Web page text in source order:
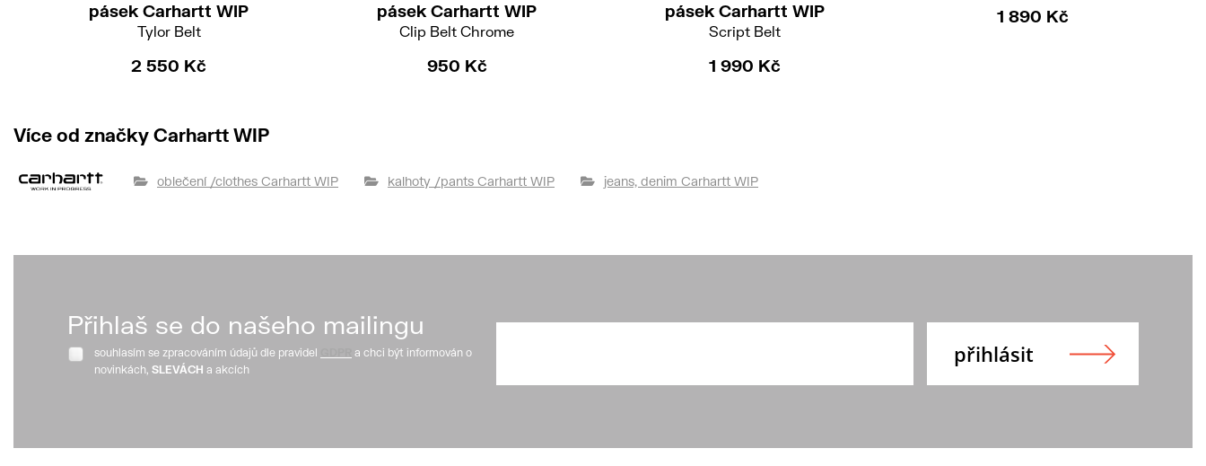
pásek Carhartt WIP
Tylor Belt
2 550 Kč
pásek Carhartt WIP
Clip Belt Chrome
950 Kč
pásek Carhartt WIP
Script Belt
1 990 Kč
1 890 Kč
Více od značky Carhartt WIP
oblečení /clothes Carhartt WIP kalhoty /pants Carhartt WIP jeans, denim Carhartt WIP
Přihlaš se do našeho mailingu
souhlasím se zpracováním údajů dle pravidel
a chci být informován o
novinkách, SLEVÁCH a akcích